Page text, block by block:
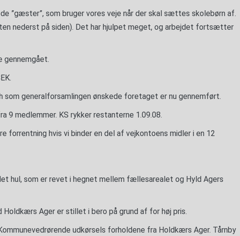
”gæster”, som bruger vores veje når der skal sættes skolebørn af.
nederst på siden). Det har hjulpet meget, og arbejdet fortsætter
gennemgået.
som generalforsamlingen ønskede foretaget er nu gennemført.
9 medlemmer. KS rykker restanterne 1.09.08.
forrentning hvis vi binder en del af vejkontoens midler i en 12
hul, som er revet i hegnet mellem fællesarealet og Hyld Agers
Ager er stillet i bero på grund af for høj pris.
udkørsels forholdene fra Holdkærs Ager. Tårnby